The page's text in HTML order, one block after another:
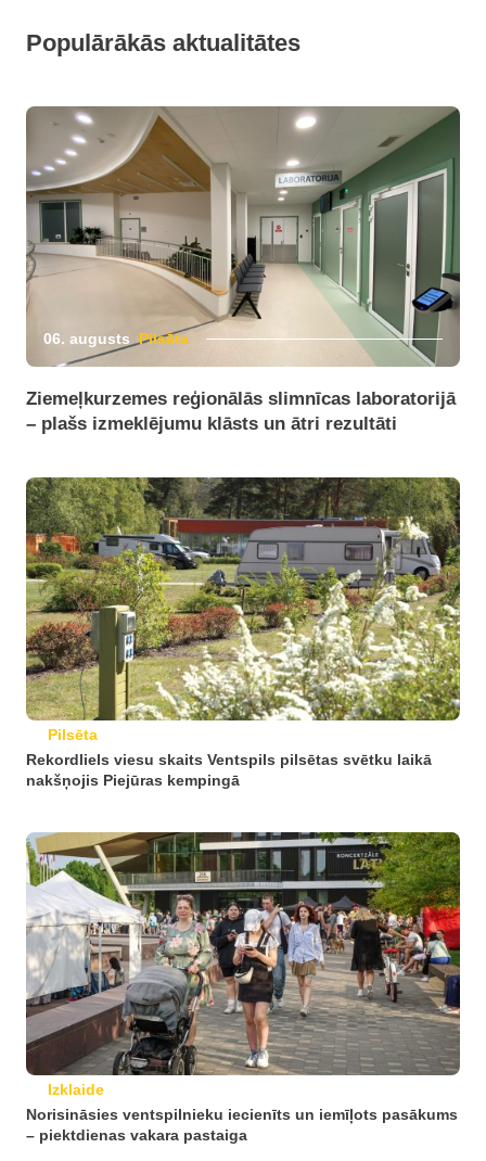
Populārākās aktualitātes
06. augusts Pilsēta
Ziemeļkurzemes reģionālās slimnīcas laboratorijā
– plašs izmeklējumu klāsts un ātri rezultāti
Pilsēta
Rekordliels viesu skaits Ventspils pilsētas svētku laikā
nakšņojis Piejūras kempingā
Izklaide
Norisināsies ventspilnieku iecienīts un iemīļots pasākums
– piektdienas vakara pastaiga